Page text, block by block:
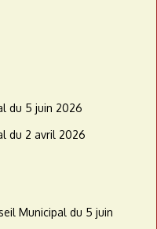
du 5 juin 2026
du 2 avril 2026
Municipal du 5 juin